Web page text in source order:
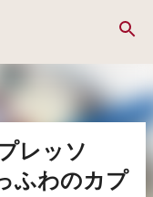
ツに移動
レッソ
ふわのカプ